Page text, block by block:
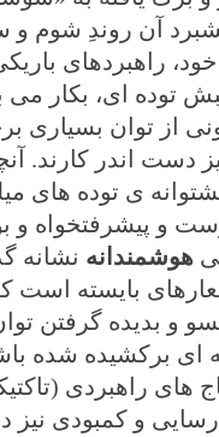
آن روندِ شوم و
راهبردهای
توده ای، بکار
از توان بسیاری
دست اندر کارند.
ی توده های
و پیشرفتخواه و
هوشمندانه نشانه
بایسته است
و بدیده گرفتن
ای برکشیده شده
های راهبردی
و کمبودی نیز